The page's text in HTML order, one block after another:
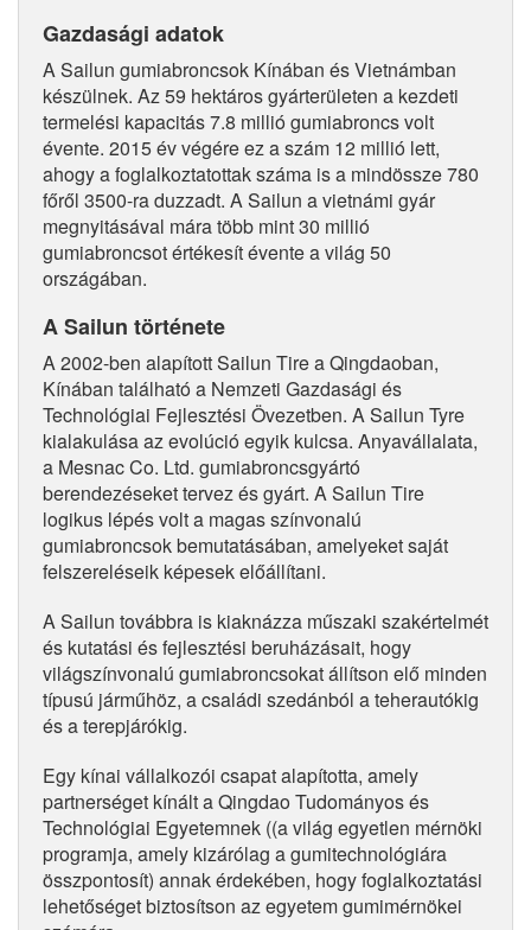
Gazdasági adatok
A Sailun gumiabroncsok Kínában és Vietnámban
készülnek. Az 59 hektáros gyárterületen a kezdeti
termelési kapacitás 7.8 millió gumiabroncs volt
évente. 2015 év végére ez a szám 12 millió lett,
ahogy a foglalkoztatottak száma is a mindössze 780
főről 3500-ra duzzadt. A Sailun a vietnámi gyár
megnyitásával mára több mint 30 millió
gumiabroncsot értékesít évente a világ 50
országában.
A Sailun története
A 2002-ben alapított Sailun Tire a Qingdaoban,
Kínában található a Nemzeti Gazdasági és
Technológiai Fejlesztési Övezetben. A Sailun Tyre
kialakulása az evolúció egyik kulcsa. Anyavállalata,
a Mesnac Co. Ltd. gumiabroncsgyártó
berendezéseket tervez és gyárt. A Sailun Tire
logikus lépés volt a magas színvonalú
gumiabroncsok bemutatásában, amelyeket saját
felszereléseik képesek előállítani.
A Sailun továbbra is kiaknázza műszaki szakértelmét
és kutatási és fejlesztési beruházásait, hogy
világszínvonalú gumiabroncsokat állítson elő minden
típusú járműhöz, a családi szedánból a teherautókig
és a terepjárókig.
Egy kínai vállalkozói csapat alapította, amely
partnerséget kínált a Qingdao Tudományos és
Technológiai Egyetemnek ((a világ egyetlen mérnöki
programja, amely kizárólag a gumitechnológiára
összpontosít) annak érdekében, hogy foglalkoztatási
lehetőséget biztosítson az egyetem gumimérnökei